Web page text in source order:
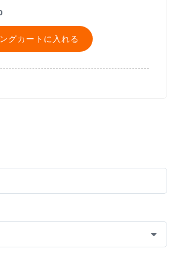
グカートに入れる